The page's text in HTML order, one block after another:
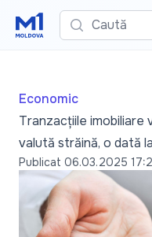
Caută
Economic
Tranzacțiile
valută străină, o dată
Publicat 06.03.2025